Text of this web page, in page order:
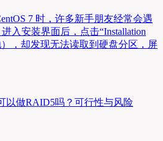
7 时，许多新手朋友经常会遇
入安装界面后，点击“Installation
），却发现无法读取到硬盘分区，屏